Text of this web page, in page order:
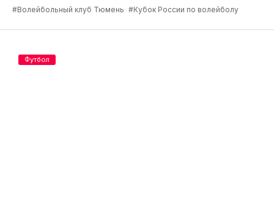
#Волейбольный клуб Тюмень #Кубок России по волейболу
Футбол